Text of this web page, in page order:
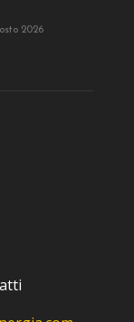
2026